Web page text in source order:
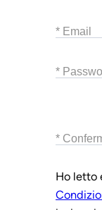
* Email
*
*
Ho letto